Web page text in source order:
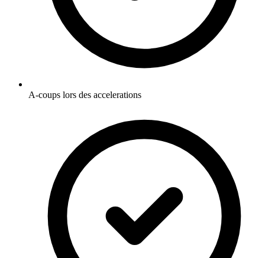
A-coups lors des accelerations